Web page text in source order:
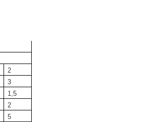
2
3
1,5
2
5